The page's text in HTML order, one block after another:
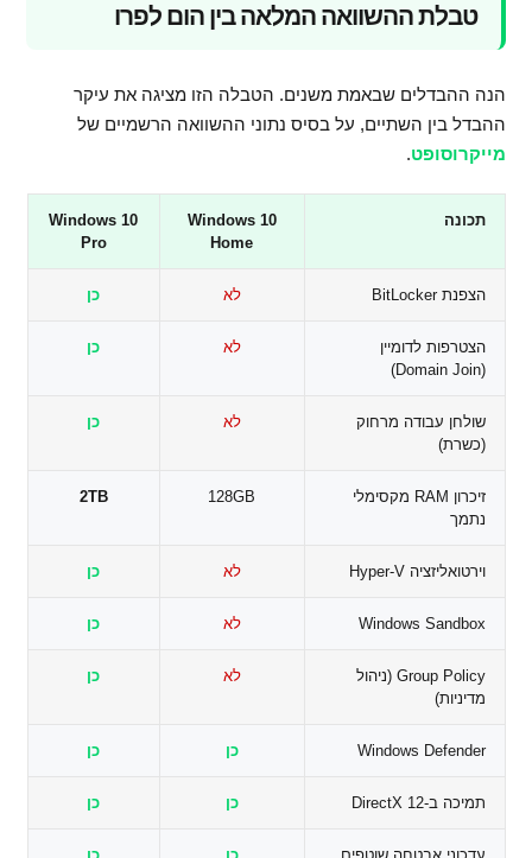
טבלת ההשוואה המלאה בין הום לפרו
הנה ההבדלים שבאמת משנים. הטבלה הזו מציגה את עיקר
ההבדל בין השתיים, על בסיס נתוני ההשוואה הרשמיים של
מייקרוסופט.
תכונה
Windows 10
Home
Windows 10
Pro
הצפנת BitLocker לא כן
הצטרפות לדומיין
(Domain Join)
לא כן
שולחן עבודה מרחוק
(כשרת)
לא כן
זיכרון RAM מקסימלי
נתמך
128GB
2TB
וירטואליזציה Hyper-V לא כן
Windows Sandbox לא כן
Group Policy (ניהול
מדיניות)
לא כן
Windows Defender כן כן
תמיכה ב-DirectX 12 כן כן